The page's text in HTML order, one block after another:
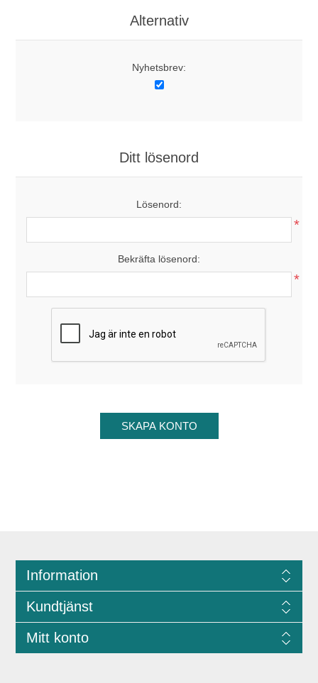
Alternativ
Nyhetsbrev:
Ditt lösenord
Lösenord:
*
Bekräfta lösenord:
*
Information
Kundtjänst
Mitt konto